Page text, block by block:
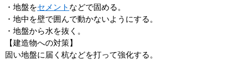
・地盤をセメント などで固める。
・地中を壁で囲んで動かないようにする。
・地盤から水を抜く。
【建造物への対策】
固い地盤に届く杭などを打って強化する。